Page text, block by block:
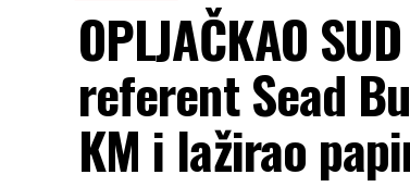
OPLJAČKAO
referent Sead
KM i lažirao